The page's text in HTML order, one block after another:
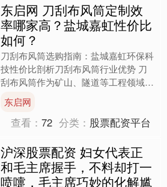
东启网 刀刮布风筒定制效
率哪家高？盐城嘉虹性价比
如何？
刀刮布风筒选购指南：盐城嘉虹环保科
技性价比剖析刀刮布风筒行业优势 刀
刮布风筒作为矿山、隧道等工程领域通
风系统的关键设备，有着不可替代的优
势。在这些环境中，通风至....
东启网
查看：72 分类： 股票配资平台
沪深股票配资 妇女代表正
和毛主席握手，不料却打一
喷嚏，毛主席巧妙的化解尴